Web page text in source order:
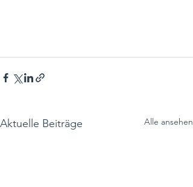
Aktuelle Beiträge Alle ansehen